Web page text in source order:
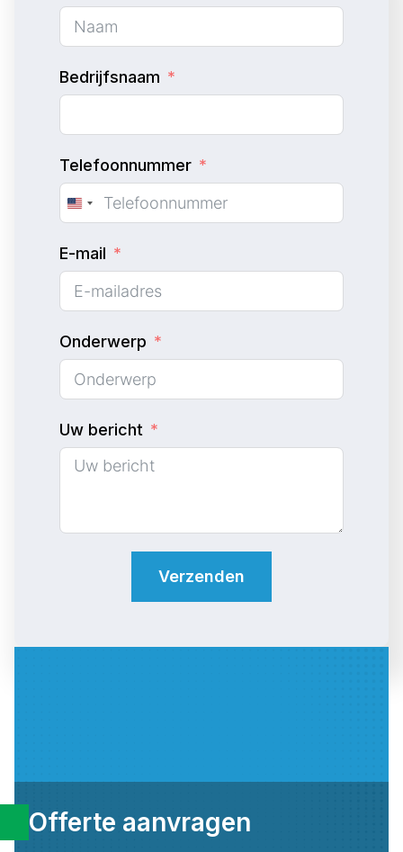
Bedrijfsnaam
Telefoonnummer
U
i
t
e
d
S
t
t
e
1
E-mail
Onderwerp
Uw bericht
Verzenden
Offerte aanvragen